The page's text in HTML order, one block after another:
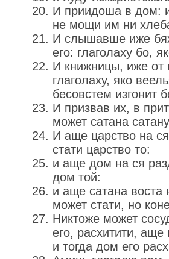
И приидоша в дом:
не мощи им ни
И слышавше иже
его: глаголаху бо,
И книжницы, иже
глаголаху, яко
бесовстем изгонит
И призвав их, в
может сатана
И аще царство на
стати царство то:
и аще дом на ся
дом той:
и аще сатана воста
может стати, но
Никтоже может
его, расхитити, аще
и тогда дом его